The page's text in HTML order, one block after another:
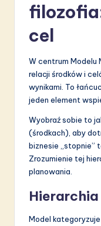
cel
W centrum Modelu
relacji środków i
wynikami. To
jeden element
Wyobraź sobie to
(środkach), aby
biznesie „stopnie”
Zrozumienie tej
planowania.
Model